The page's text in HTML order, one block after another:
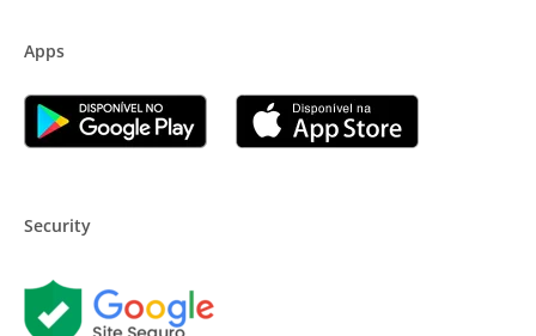
Apps
Security